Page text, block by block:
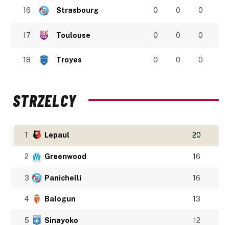
16 Strasbourg 0 0 0
17 Toulouse 0 0 0
18 Troyes 0 0 0
STRZELCY
1 Lepaul 20
2 Greenwood 16
3 Panichelli 16
4 Balogun 13
5 Sinayoko 12